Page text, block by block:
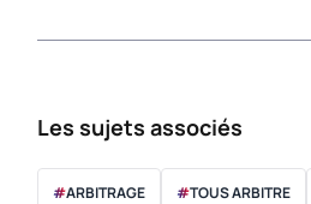
Les sujets associés
#ARBITRAGE #TOUS ARBITRE